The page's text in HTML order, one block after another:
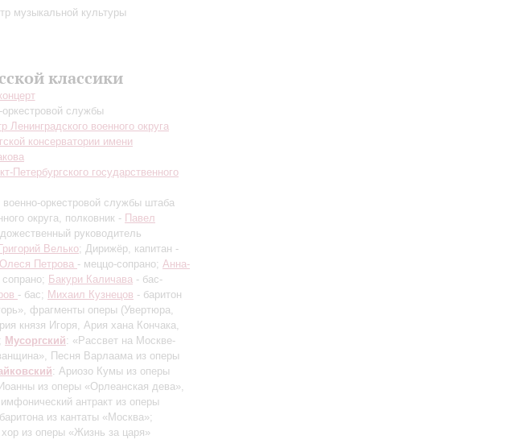
музыкальной культуры
классики
службы
Ленинградского военного округа
консерватории имени
Петербургского государственного
оркестровой службы штаба
округа, полковник - Павел
руководитель
Григорий Велько; Дирижёр, капитан -
Олеся Петрова - меццо-сопрано; Анна-
сопрано; Бакури Каличава - бас-
- бас; Михаил Кузнецов - баритон
фрагменты оперы (Увертюра,
князя Игоря, Ария хана Кончака,
Мусоргский: «Рассвет на Москве-
Песня Варлаама из оперы
: Ариозо Кумы из оперы
из оперы «Орлеанская дева»,
антракт из оперы
из кантаты «Москва»;
из оперы «Жизнь за царя»